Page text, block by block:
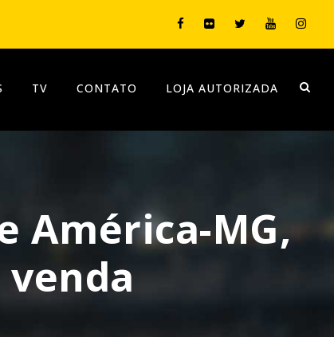
TV CONTATO LOJA AUTORIZADA
América-MG,